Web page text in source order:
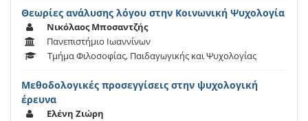
Θεωρίες ανάλυσης λόγου στην Κοινωνική Ψυχολογία
Νικόλαος Μποσαντζής
Πανεπιστήμιο Ιωαννίνων
Τμήμα Φιλοσοφίας, Παιδαγωγικής και Ψυχολογίας
Μεθοδολογικές προσεγγίσεις στην ψυχολογική
έρευνα
Ελένη Ζιώρη